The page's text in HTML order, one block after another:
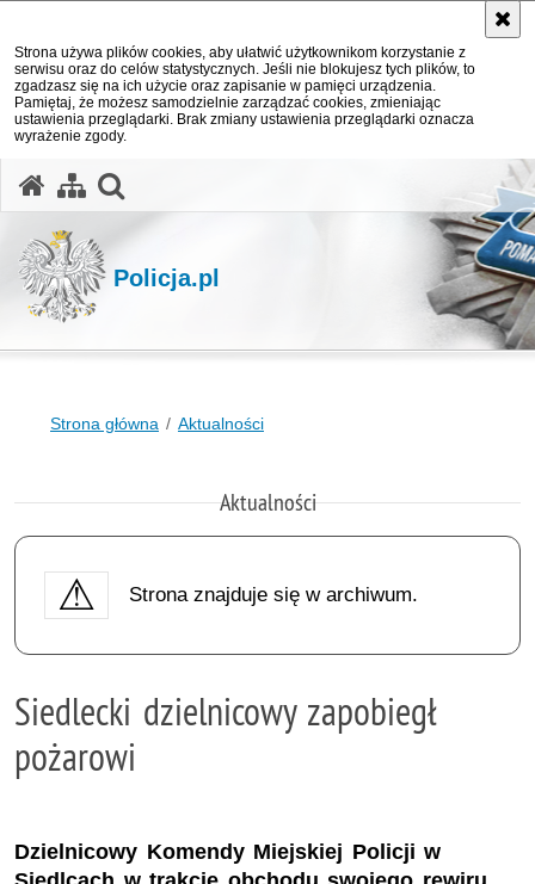
Strona używa plików cookies, aby ułatwić użytkownikom korzystanie z
serwisu oraz do celów statystycznych. Jeśli nie blokujesz tych plików, to
zgadzasz się na ich użycie oraz zapisanie w pamięci urządzenia.
Pamiętaj, że możesz samodzielnie zarządzać cookies, zmieniając
ustawienia przeglądarki. Brak zmiany ustawienia przeglądarki oznacza
wyrażenie zgody.
Policja.pl
Strona główna Aktualności
Aktualności
Strona znajduje się w archiwum.
Siedlecki dzielnicowy zapobiegł
pożarowi
Dzielnicowy Komendy Miejskiej Policji w